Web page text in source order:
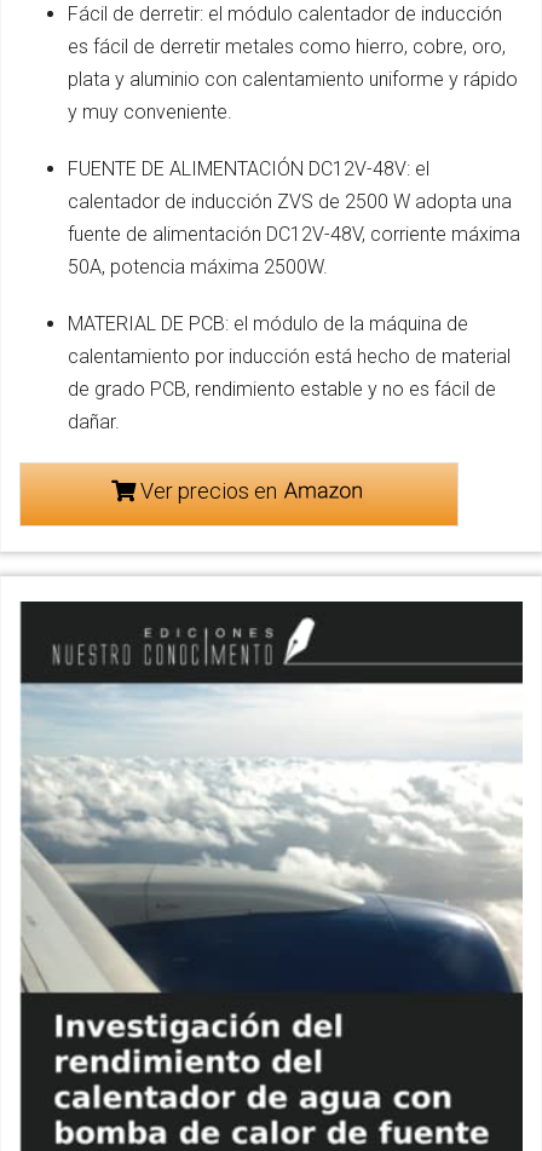
Fácil de derretir: el módulo calentador de inducción
es fácil de derretir metales como hierro, cobre, oro,
plata y aluminio con calentamiento uniforme y rápido
y muy conveniente.
FUENTE DE ALIMENTACIÓN DC12V-48V: el
calentador de inducción ZVS de 2500 W adopta una
fuente de alimentación DC12V-48V, corriente máxima
50A, potencia máxima 2500W.
MATERIAL DE PCB: el módulo de la máquina de
calentamiento por inducción está hecho de material
de grado PCB, rendimiento estable y no es fácil de
dañar.
Ver precios en